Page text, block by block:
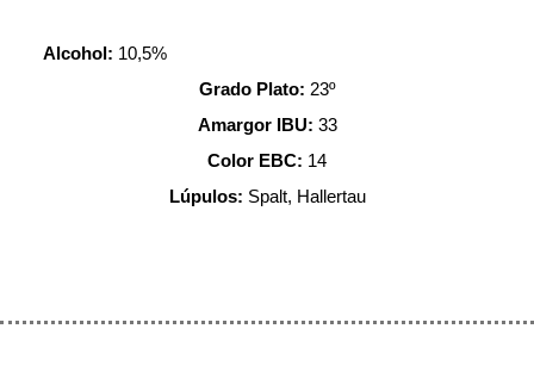
Alcohol: 10,5%
Grado Plato: 23º
Amargor IBU: 33
Color EBC: 14
Lúpulos: Spalt, Hallertau